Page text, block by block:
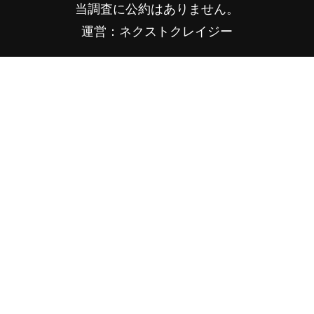
当調査に公約はありません。
運営：ネクストクレイジー